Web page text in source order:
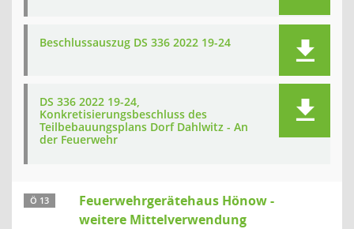
Beschlussauszug DS 336 2022 19-24
DS 336 2022 19-24,
Konkretisierungsbeschluss des
Teilbebauungsplans Dorf Dahlwitz - An
der Feuerwehr
Ö 13
Feuerwehrgerätehaus Hönow -
weitere Mittelverwendung